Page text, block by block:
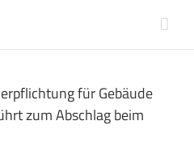
für Gebäude
zum Abschlag beim